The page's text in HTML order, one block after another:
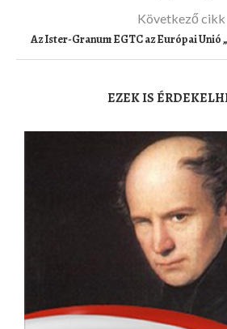
Következő cikk
Az Ister-Granum EGTC az Európai Unió
EZEK IS